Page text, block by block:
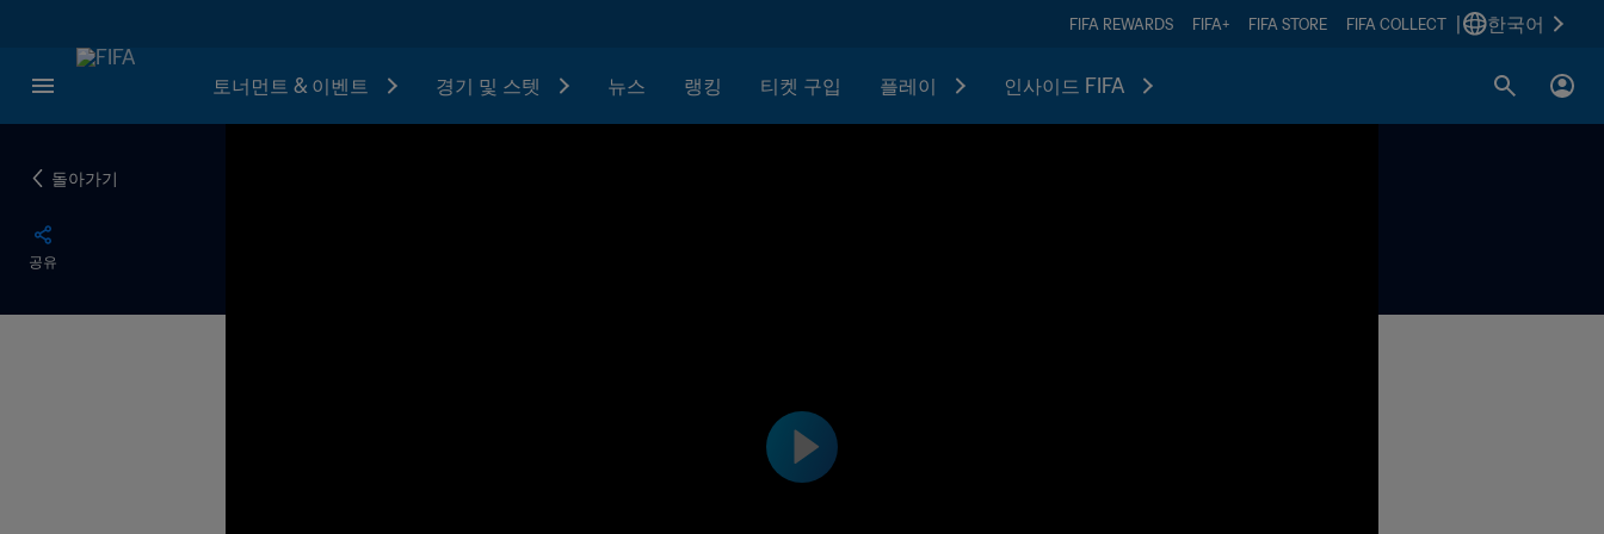
FIFA REWARDS FIFA+ FIFA STORE FIFA COLLECT 한국어
토너먼트 & 이벤트 경기 및 스텟 뉴스 랭킹 티켓 구입 플레이 인사이드 FIFA
돌아가기
공유